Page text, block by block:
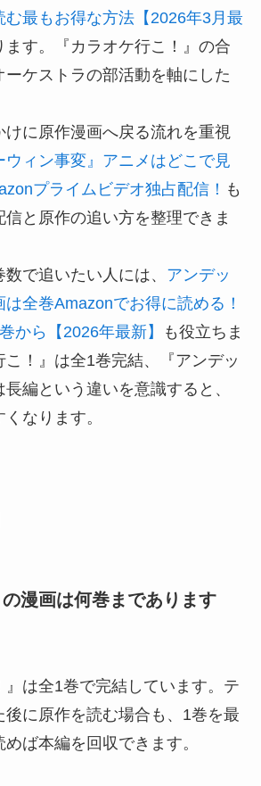
む最もお得な方法【2026年3月最
ます。『カラオケ行こ！』の合
ケストラの部活動を軸にした
けに原作漫画へ戻る流れを重視
ウィン事変』アニメはどこで見
プライムビデオ独占配信！ も
と原作の追い方を整理できま
で追いたい人には、 アンデッ
は全巻Amazonでお得に読める！
から【2026年最新】
も役立ちま
！』は全1巻完結、『アンデッ
長編という違いを意識すると、
なります。
漫画は何巻まであります
』は全1巻で完結しています。テ
後に原作を読む場合も、1巻を最
ば本編を回収できます。